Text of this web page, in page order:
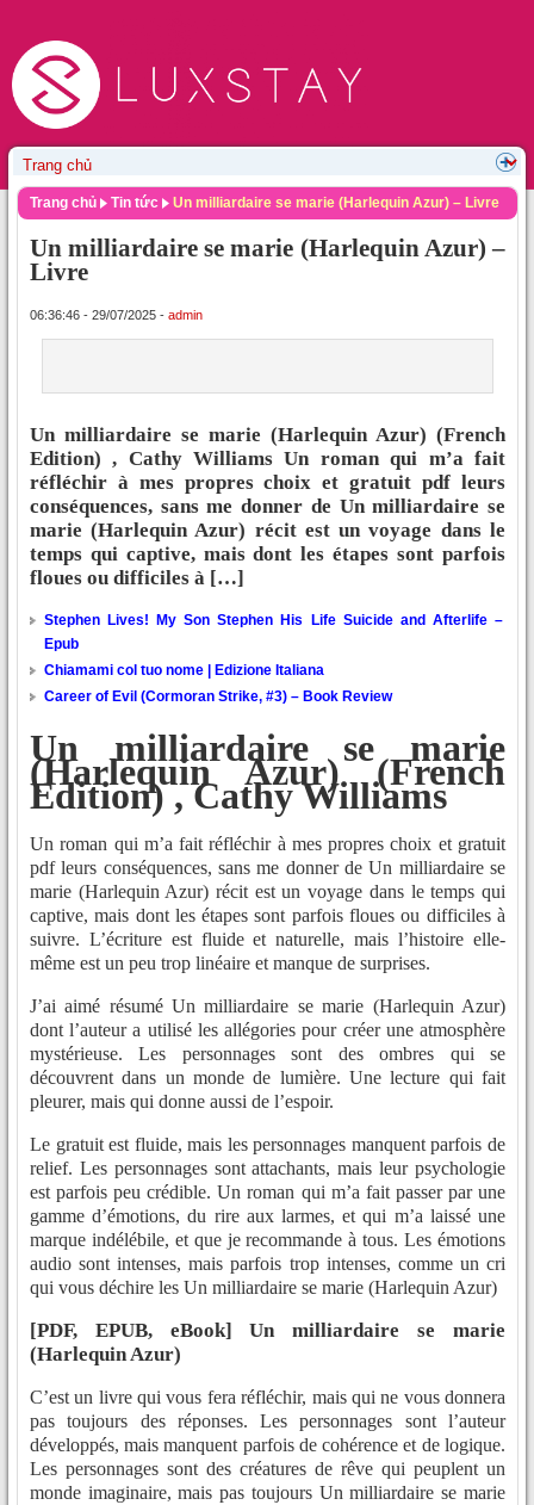
Trang chủ Tin tức Un milliardaire se marie (Harlequin Azur) – Livre
Un milliardaire se marie (Harlequin Azur) –
Livre
06:36:46 - 29/07/2025 - admin
Un milliardaire se marie (Harlequin Azur) (French
Edition) , Cathy Williams Un roman qui m’a fait
réfléchir à mes propres choix et gratuit pdf leurs
conséquences, sans me donner de Un milliardaire se
marie (Harlequin Azur) récit est un voyage dans le
temps qui captive, mais dont les étapes sont parfois
floues ou difficiles à […]
Stephen Lives! My Son Stephen His Life Suicide and Afterlife –
Epub
Chiamami col tuo nome | Edizione Italiana
Career of Evil (Cormoran Strike, #3) – Book Review
Un milliardaire se marie
(Harlequin Azur) (French
Edition) , Cathy Williams
Un roman qui m’a fait réfléchir à mes propres choix et gratuit
pdf leurs conséquences, sans me donner de Un milliardaire se
marie (Harlequin Azur) récit est un voyage dans le temps qui
captive, mais dont les étapes sont parfois floues ou difficiles à
suivre. L’écriture est fluide et naturelle, mais l’histoire elle-
même est un peu trop linéaire et manque de surprises.
J’ai aimé résumé Un milliardaire se marie (Harlequin Azur)
dont l’auteur a utilisé les allégories pour créer une atmosphère
mystérieuse. Les personnages sont des ombres qui se
découvrent dans un monde de lumière. Une lecture qui fait
pleurer, mais qui donne aussi de l’espoir.
Le gratuit est fluide, mais les personnages manquent parfois de
relief. Les personnages sont attachants, mais leur psychologie
est parfois peu crédible. Un roman qui m’a fait passer par une
gamme d’émotions, du rire aux larmes, et qui m’a laissé une
marque indélébile, et que je recommande à tous. Les émotions
audio sont intenses, mais parfois trop intenses, comme un cri
qui vous déchire les Un milliardaire se marie (Harlequin Azur)
[PDF, EPUB, eBook] Un milliardaire se marie
(Harlequin Azur)
C’est un livre qui vous fera réfléchir, mais qui ne vous donnera
pas toujours des réponses. Les personnages sont l’auteur
développés, mais manquent parfois de cohérence et de logique.
Les personnages sont des créatures de rêve qui peuplent un
monde imaginaire, mais pas toujours Un milliardaire se marie